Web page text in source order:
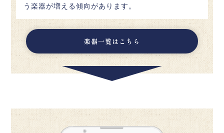
う楽器が増える傾向があります。
楽器一覧はこちら